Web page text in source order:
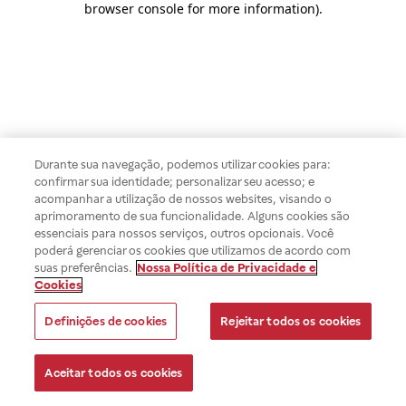
browser console for more information).
Durante sua navegação, podemos utilizar cookies para:
confirmar sua identidade; personalizar seu acesso; e
acompanhar a utilização de nossos websites, visando o
aprimoramento de sua funcionalidade. Alguns cookies são
essenciais para nossos serviços, outros opcionais. Você
poderá gerenciar os cookies que utilizamos de acordo com
suas preferências. Nossa Política de Privacidade e
Cookies
Definições de cookies Rejeitar todos os cookies
Aceitar todos os cookies